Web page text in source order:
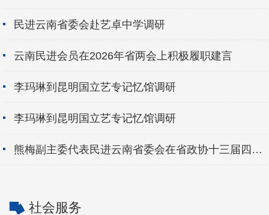
立项咨询会
民进云南省委会赴艺卓中学调研
云南民进会员在2026年省两会上积极履职建言
李玛琳到昆明国立艺专记忆馆调研
李玛琳到昆明国立艺专记忆馆调研
熊梅副主委代表民进云南省委会在省政协十三届四次
社会服务